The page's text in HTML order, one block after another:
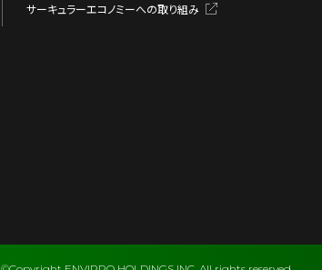
サーキュラーエコノミーへの取り組み